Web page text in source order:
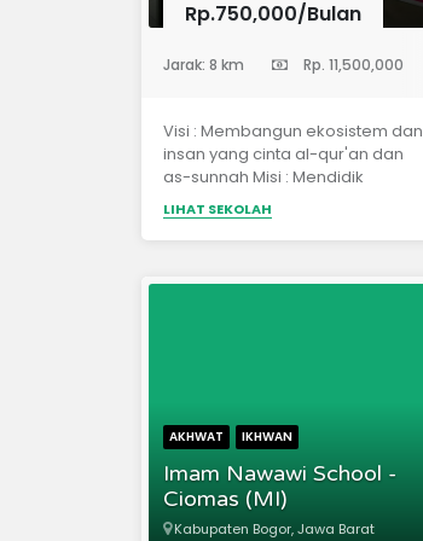
Rp.750,000/Bulan
Jarak: 8 km Rp. 11,500,000
Visi : Membangun ekosistem dan
insan yang cinta al-qur'an dan
as-sunnah Misi : Mendidik
dini
LIHAT SEKOLAH
AKHWAT IKHWAN
Imam Nawawi School -
Ciomas (MI)
Kabupaten Bogor, Jawa Barat